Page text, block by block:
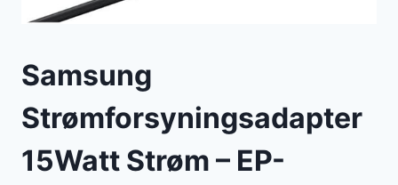
Samsung
Strømforsyningsadapter
15Watt Strøm – EP-